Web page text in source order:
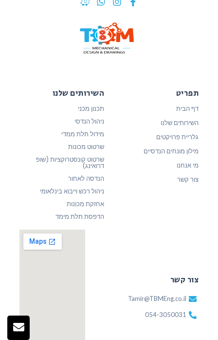
תפריט
דף הבית
השירותים שלנו
גלריית פרויקטים
מילון מונחים הנדסיים
מי אנחנו
צור קשר
השירותים שלנו
תכנון מכני
ניהול הנדסי
מידול תלת ממדי
שרטוט מכונות
שרטוט קונסטרוקציות (שופ
דרואינג)
הנדסה לאחור
ניהול רכש וייבוא בינלאומי
אחזקת מכונות
הדפסת תלת מימד
צור קשר
Tamir@TBMEng.co.il
054-3050031